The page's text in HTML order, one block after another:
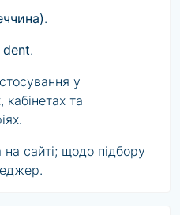
.
dent.
у
кабінетах та
сайті; щодо підбору